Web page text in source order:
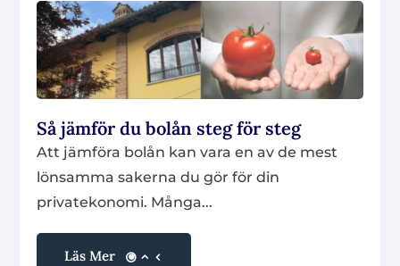
Så jämför du bolån steg för steg
Att jämföra bolån kan vara en av de mest
lönsamma sakerna du gör för din
privatekonomi. Många...
Läs Mer